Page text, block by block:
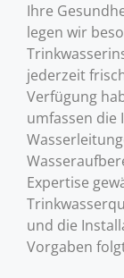
Ihre
legen wir
jederzeit
Verfügung
umfassen die
Expertise
und die
Vorgaben